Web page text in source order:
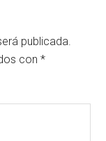
publicada.
con*